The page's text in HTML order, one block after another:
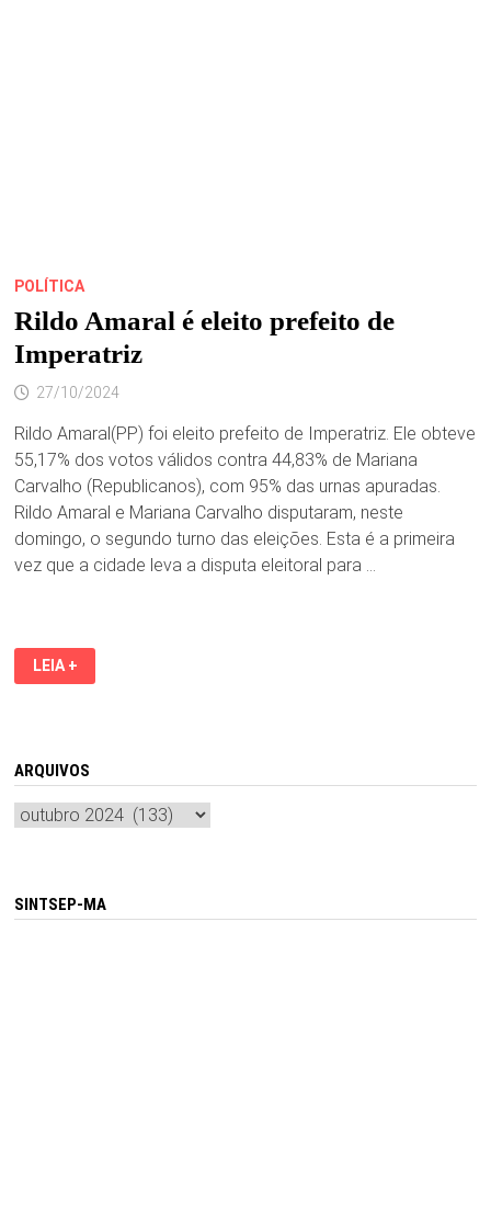
POLÍTICA
Rildo Amaral é eleito prefeito de
Imperatriz
27/10/2024
Rildo Amaral(PP) foi eleito prefeito de Imperatriz. Ele obteve
55,17% dos votos válidos contra 44,83% de Mariana
Carvalho (Republicanos), com 95% das urnas apuradas.
Rildo Amaral e Mariana Carvalho disputaram, neste
domingo, o segundo turno das eleições. Esta é a primeira
vez que a cidade leva a disputa eleitoral para …
RILDO
AMARAL
É
LEIA +
ARQUIVOS
Arquivos
SINTSEP-MA